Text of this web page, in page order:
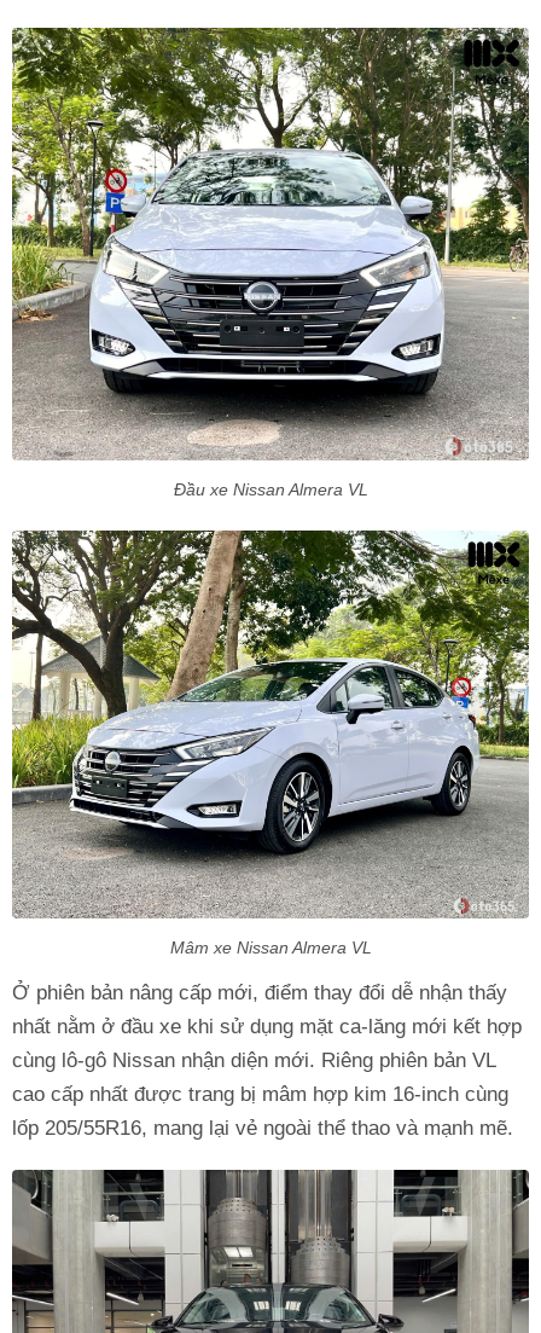
Đầu xe Nissan Almera VL
Mâm xe Nissan Almera VL
Ở phiên bản nâng cấp mới, điểm thay đổi dễ nhận thấy
nhất nằm ở đầu xe khi sử dụng mặt ca-lăng mới kết hợp
cùng lô-gô Nissan nhận diện mới. Riêng phiên bản VL
cao cấp nhất được trang bị mâm hợp kim 16-inch cùng
lốp 205/55R16, mang lại vẻ ngoài thể thao và mạnh mẽ.